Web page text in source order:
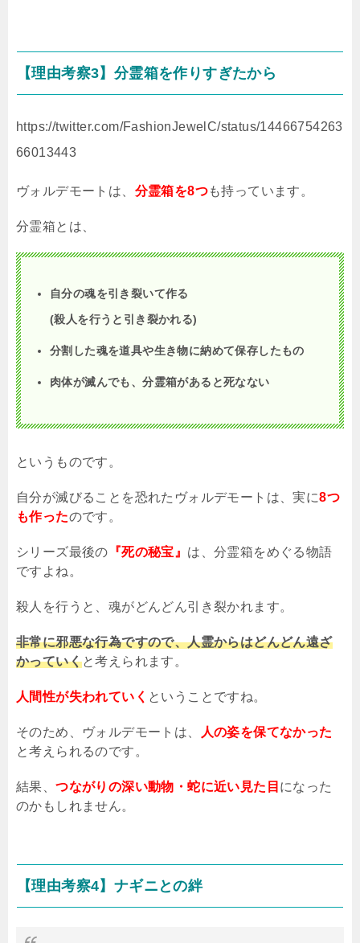
【理由考察3】分霊箱を作りすぎたから
https://twitter.com/FashionJewelC/status/14466754263
66013443
ヴォルデモートは、 分霊箱を8つも持っています。
分霊箱とは、
自分の魂を引き裂いて作る
(殺人を行うと引き裂かれる)
分割した魂を道具や生き物に納めて保存したもの
肉体が滅んでも、分霊箱があると死なない
というものです。
自分が滅びることを恐れたヴォルデモートは、実に8つ
も作ったのです。
シリーズ最後の 『死の秘宝』 は、分霊箱をめぐる物語
ですよね。
殺人を行うと、魂がどんどん引き裂かれます。
非常に邪悪な行為ですので、人霊からはどんどん遠ざ
かっていくと考えられます。
人間性が失われていく ということですね。
そのため、ヴォルデモートは、
人の姿を保てなかった
と考えられるのです。
結果、つながりの深い動物・蛇に近い見た目 になった
のかもしれません。
【理由考察4】ナギニとの絆